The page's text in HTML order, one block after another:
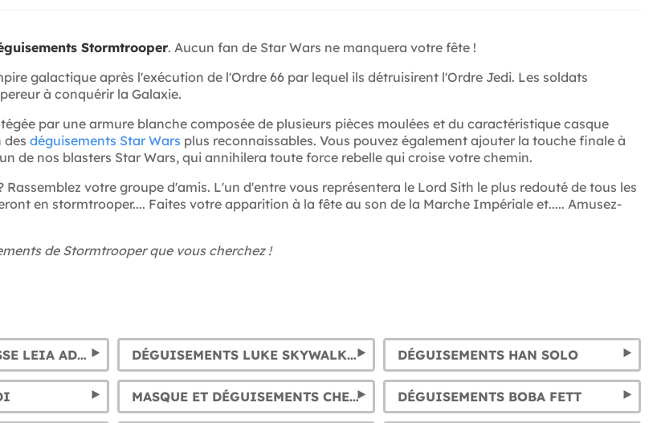
Stormtrooper. Aucun fan de Star Wars ne manquera votre fête !
galactique après l'exécution de l'Ordre 66 par lequel ils détruisirent l'Ordre Jedi. Les soldats
à conquérir la Galaxie.
par une armure blanche composée de plusieurs pièces moulées et du caractéristique casque
des déguisements Star Wars plus reconnaissables. Vous pouvez également ajouter la touche finale à
de nos blasters Star Wars, qui annihilera toute force rebelle qui croise votre chemin.
votre groupe d'amis. L'un d'entre vous représentera le Lord Sith le plus redouté de tous les
en stormtrooper.... Faites votre apparition à la fête au son de la Marche Impériale et..... Amusez-
de Stormtrooper que vous cherchez !
COSTUMES PRINCESSE LEIA ADULTE ET FILLE DÉGUISEMENTS LUKE SKYWALKER ENFANT ET ADULTE DÉGUISEMENTS HAN SOLO
MASQUE ET DÉGUISEMENTS CHEWBACCA DÉGUISEMENTS BOBA FETT